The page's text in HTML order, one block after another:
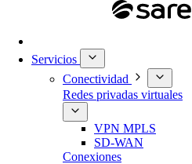
Servicios
Conectividad
Redes privadas virtuales
VPN MPLS
SD-WAN
Conexiones